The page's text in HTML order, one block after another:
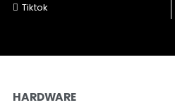
Tiktok
HARDWARE